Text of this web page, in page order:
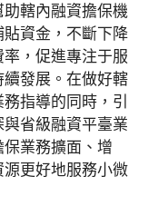
轄內融資擔保機
資金，不斷下降
，促進專注于服
發展。在做好轄
指導的同時，引
省級融資平臺業
業務擴面、增
更好地服務小微